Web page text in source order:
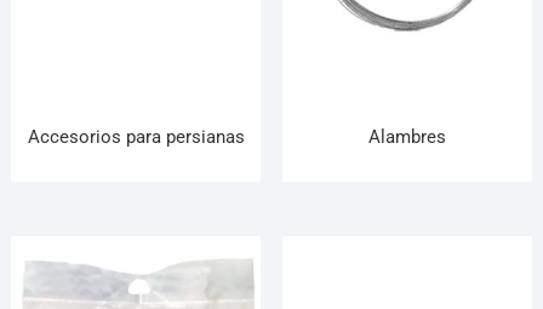
Accesorios para persianas Alambres
¡Hola! Soy el asesor virtual de Ferretería El Arroyo.
Cuéntame qué necesitas y te ayudo a encontrarlo,